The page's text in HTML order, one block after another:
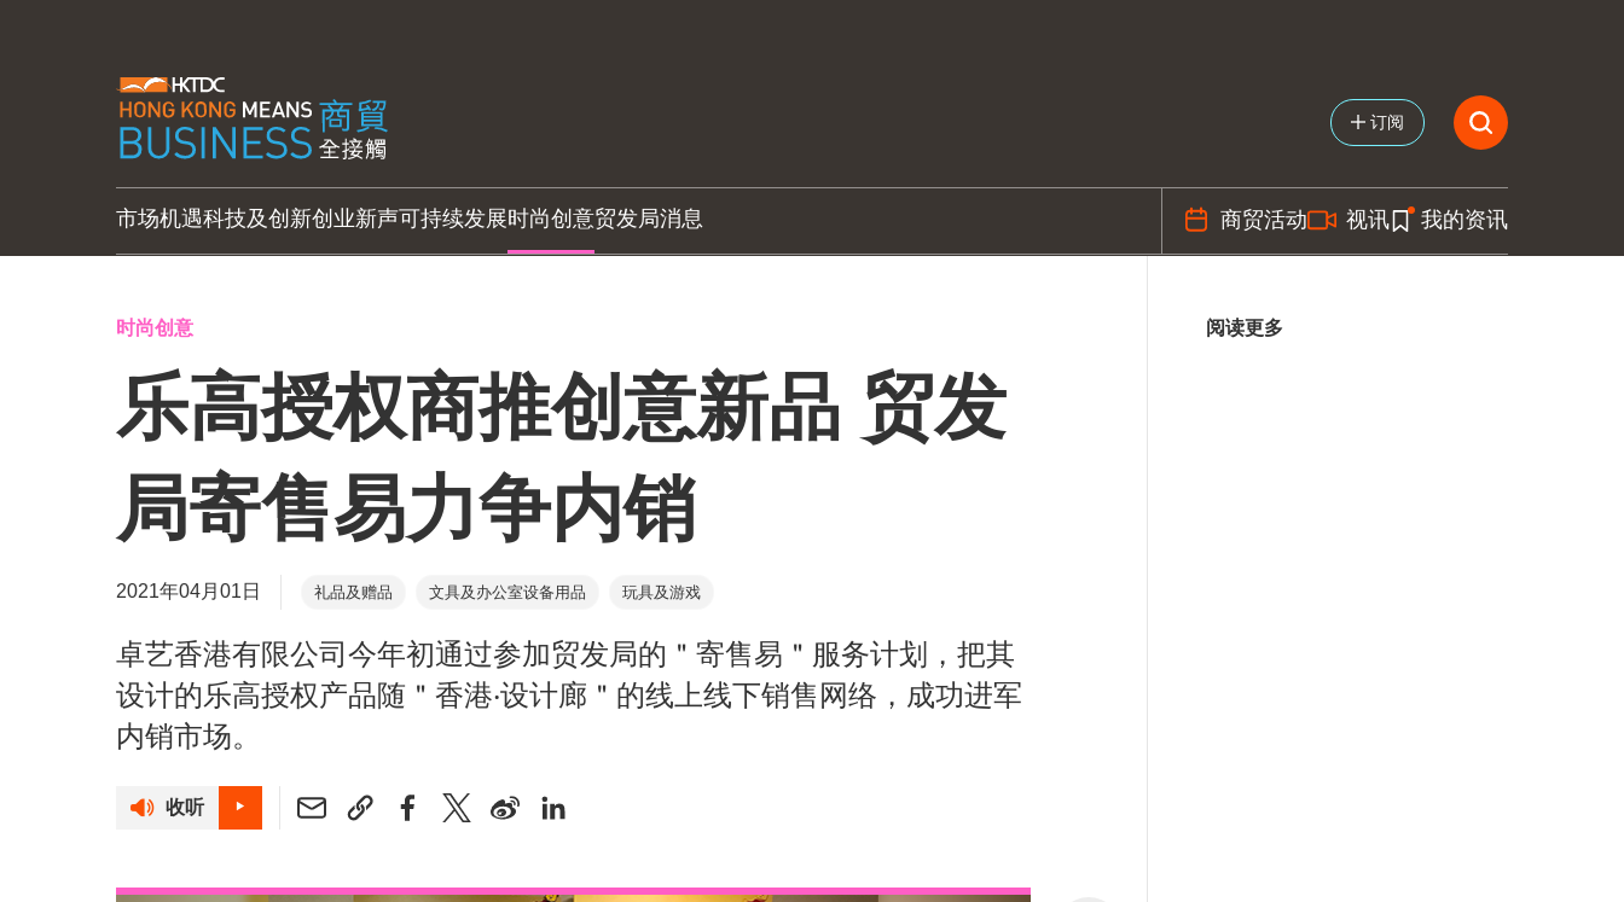
订阅
市场机遇科技及创新创业新声可持续发展时尚创意贸发局消息 商贸活动 视讯 我的资讯
时尚创意
乐高授权商推创意新品 贸发
局寄售易力争内销
2021年04月01日 礼品及赠品 文具及办公室设备用品 玩具及游戏
卓艺香港有限公司今年初通过参加贸发局的＂寄售易＂服务计划，把其
设计的乐高授权产品随＂香港‧设计廊＂的线上线下销售网络，成功进军
内销市场。
收听
阅读更多